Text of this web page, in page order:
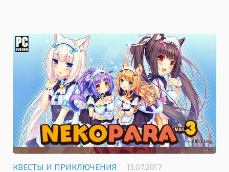
КВЕСТЫ И ПРИКЛЮЧЕНИЯ 13.07.2017